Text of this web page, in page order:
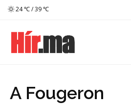
24 ℃ / 39 ℃
A Fougeron